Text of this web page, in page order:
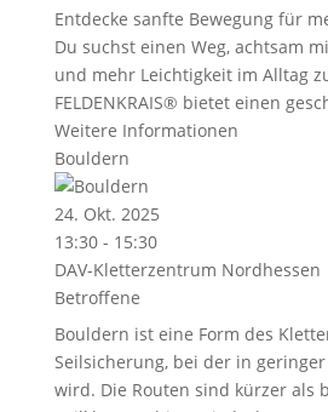
Entdecke sanfte Bewegung für
Du suchst einen Weg, achtsam
und mehr Leichtigkeit im Alltag
FELDENKRAIS® bietet einen
Weitere Informationen
Bouldern
24. Okt. 2025
13:30 - 15:30
DAV-Kletterzentrum Nordhessen
Betroffene
Bouldern ist eine Form des
Seilsicherung, bei der in
wird. Die Routen sind kürzer als